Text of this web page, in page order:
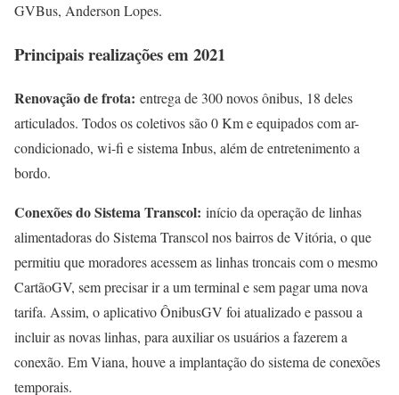
GVBus, Anderson Lopes.
Principais realizações em 2021
Renovação de frota: entrega de 300 novos ônibus, 18 deles
articulados. Todos os coletivos são 0 Km e equipados com ar-
condicionado, wi-fi e sistema Inbus, além de entretenimento a
bordo.
Conexões do Sistema Transcol: início da operação de linhas
alimentadoras do Sistema Transcol nos bairros de Vitória, o que
permitiu que moradores acessem as linhas troncais com o mesmo
CartãoGV, sem precisar ir a um terminal e sem pagar uma nova
tarifa. Assim, o aplicativo ÔnibusGV foi atualizado e passou a
incluir as novas linhas, para auxiliar os usuários a fazerem a
conexão. Em Viana, houve a implantação do sistema de conexões
temporais.